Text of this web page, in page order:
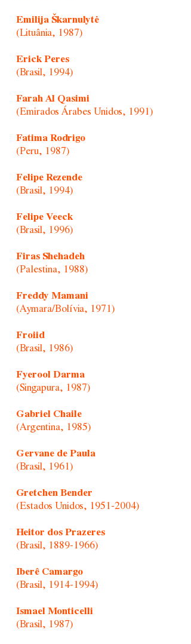
Emilija Škarnulytė
(Lituânia, 1987)
Erick Peres
(Brasil, 1994)
Farah Al Qasimi
(Emirados Árabes Unidos, 1991)
Fatima Rodrigo
(Peru, 1987)
Felipe Rezende
(Brasil, 1994)
Felipe Veeck
(Brasil, 1996)
Firas Shehadeh
(Palestina, 1988)
Freddy Mamani
(Aymara/Bolívia, 1971)
Froiid
(Brasil, 1986)
Fyerool Darma
(Singapura, 1987)
Gabriel Chaile
(Argentina, 1985)
Gervane de Paula
(Brasil, 1961)
Gretchen Bender
(Estados Unidos, 1951-2004)
Heitor dos Prazeres
(Brasil, 1889-1966)
Iberê Camargo
(Brasil, 1914-1994)
Ismael Monticelli
(Brasil, 1987)